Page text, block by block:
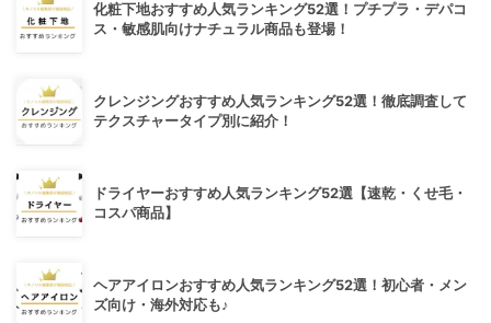
化粧下地おすすめ人気ランキング52選！プチプラ・デパコ
ス・敏感肌向けナチュラル商品も登場！
クレンジングおすすめ人気ランキング52選！徹底調査して
テクスチャータイプ別に紹介！
ドライヤーおすすめ人気ランキング52選【速乾・くせ毛・
コスパ商品】
ヘアアイロンおすすめ人気ランキング52選！初心者・メン
ズ向け・海外対応も♪